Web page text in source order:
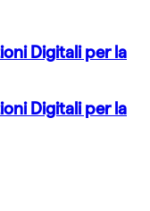
Digitali per la
Digitali per la